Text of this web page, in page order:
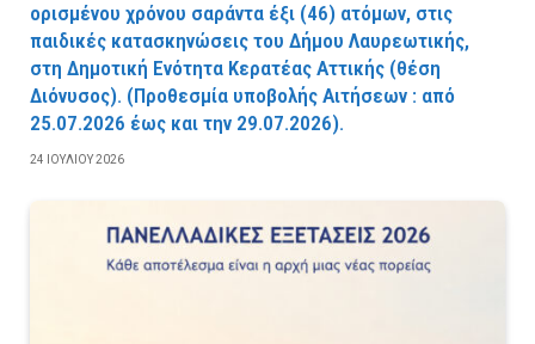
ορισμένου χρόνου σαράντα έξι (46) ατόμων, στις
παιδικές κατασκηνώσεις του Δήμου Λαυρεωτικής,
στη Δημοτική Ενότητα Κερατέας Αττικής (θέση
Διόνυσος). (Προθεσμία υποβολής Αιτήσεων : από
25.07.2026 έως και την 29.07.2026).
24 ΙΟΥΛΊΟΥ 2026